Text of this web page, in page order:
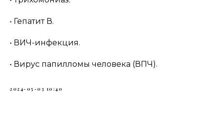
• Гепатит В.
• ВИЧ-инфекция.
• Вирус папилломы человека (ВПЧ).
2024-05-03 10:40